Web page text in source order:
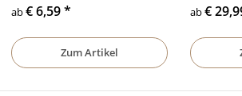
ab€ 6,59*
Zum Artikel
ab€